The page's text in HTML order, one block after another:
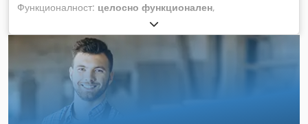
Функционалност: целосно функционален,